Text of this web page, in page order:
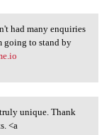
had many enquiries
going to stand by
unique. Thank
<a